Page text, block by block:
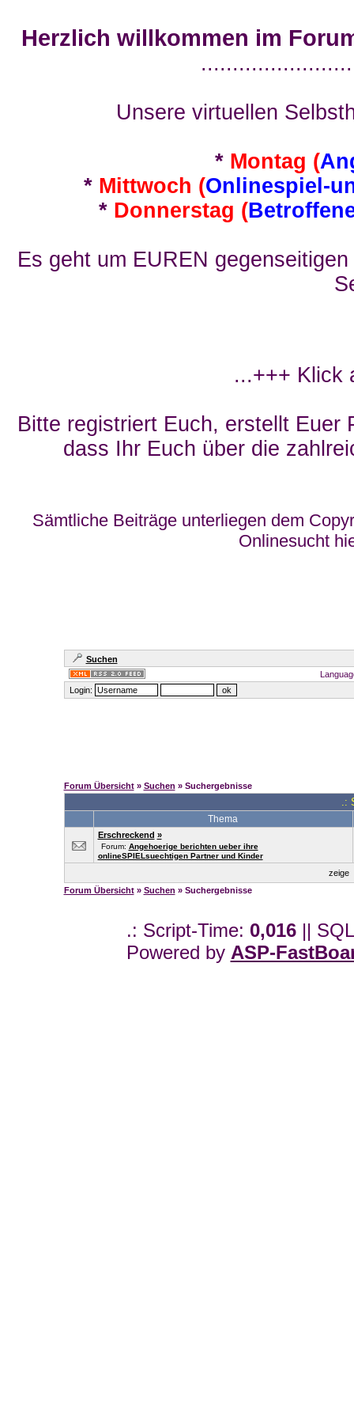
Herzlich willkommen im
Unsere virtuellen
* Montag (
* Mittwoch (Onlinespiel-
* Donnerstag (
Es geht um EUREN
...+++ Klick
Bitte registriert Euch, erstellt Euer
dass Ihr Euch über die
Sämtliche Beiträge unterliegen dem
Onlinesucht
Suchen
Login:
Forum Übersicht» Suchen » Suchergebnisse
.:
Thema
Erschreckend »
Forum: Angehoerige berichten ueber ihre
onlineSPIELsuechtigen Partner und Kinder
zeige
Forum Übersicht» Suchen » Suchergebnisse
.: Script-Time: 0,016||
Powered by ASP-